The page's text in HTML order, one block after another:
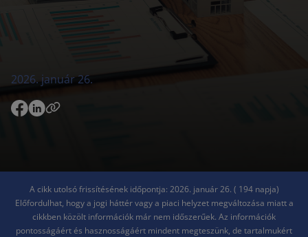
2026. január 26.
A cikk utolsó frissítésének időpontja: 2026. január 26. ( 194 napja)
Előfordulhat, hogy a jogi háttér vagy a piaci helyzet megváltozása miatt a
cikkben közölt információk már nem időszerűek. Az információk
pontosságáért és hasznosságáért mindent megteszünk, de tartalmukért